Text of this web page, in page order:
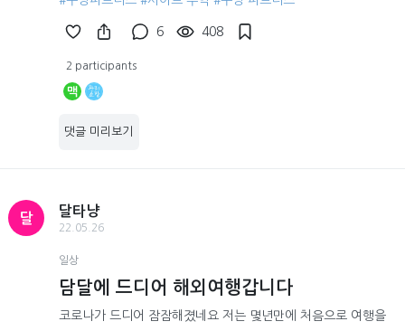
6 408
2 participants
맥
댓글 미리보기
달
달타냥
22.05.26
일상
담달에 드디어 해외여행갑니다
코로나가 드디어 잠잠해졌네요 저는 몇년만에 처음으로 여행을